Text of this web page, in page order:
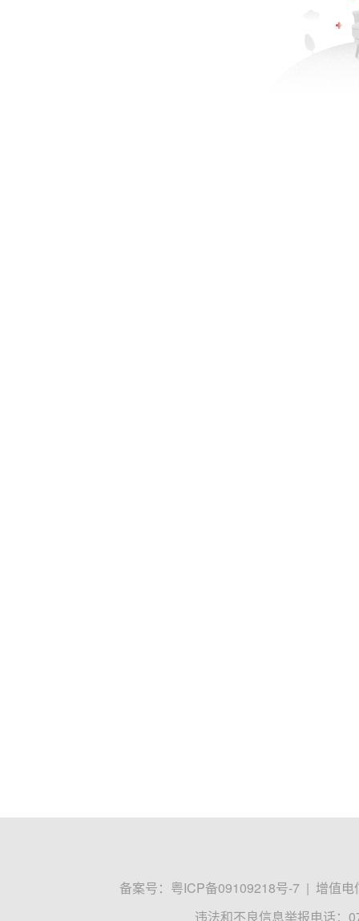
备案号： 粤ICP备09109218号-7 | 增值电
违法和不良信息举报电话：